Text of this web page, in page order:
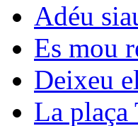
Adéu
Es mou
Deixeu
La plaça